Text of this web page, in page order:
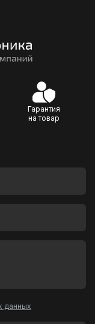
Гарантия
на товар
данных